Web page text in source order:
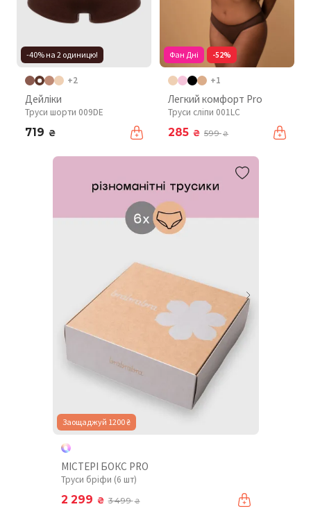
-40% на 2 одиницю!
+2
Дейліки
Труси шорти 009DE
719 ₴
Фан Дні -52%
+1
Легкий комфорт Pro
Труси сліпи 001LC
285 ₴ 599₴
Заощаджуй 1200 ₴
МІСТЕРІ БОКС PRO
Труси бріфи (6 шт)
2 299 ₴ 3 499₴